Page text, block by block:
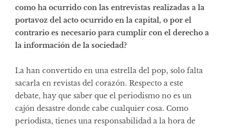
como ha ocurrido con las entrevistas realizadas a la
portavoz del acto ocurrido en la capital, o por el
contrario es necesario para cumplir con el derecho a
la información de la sociedad?
La han convertido en una estrella del pop, solo falta
sacarla en revistas del corazón. Respecto a este
debate, hay que saber que el periodismo no es un
cajón desastre donde cabe cualquier cosa. Como
periodista, tienes una responsabilidad a la hora de